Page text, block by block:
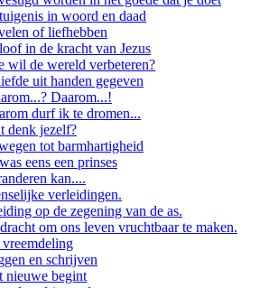
in woord en daad
of liefhebben
in de kracht van Jezus
wil de wereld verbeteren?
uit handen gegeven
Daarom...!
durf ik te dromen...
denk jezelf?
tot barmhartigheid
eens een prinses
kan....
verleidingen.
op de zegening van de as.
om ons leven vruchtbaar te maken.
en schrijven
nieuwe begint